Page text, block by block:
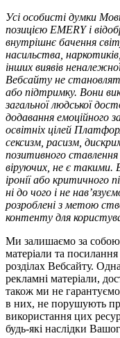
Усі особисті думки
позицією EMERY і
внутрішнє бачення
насильства,
інших виявів
Вебсайту не
або підтримку. Вони
загальної людської
додавання емоційного
освітніх цілей
сексизм, расизм,
позитивного
віруючих, не є такими.
іронії або критичного
ні до чого і не
розроблені з метою
контенту для
Ми залишаємо за собою
матеріали та
розділах Вебсайту.
рекламні матеріали,
також ми не
в них, не порушують
використання цих
будь-які наслідки